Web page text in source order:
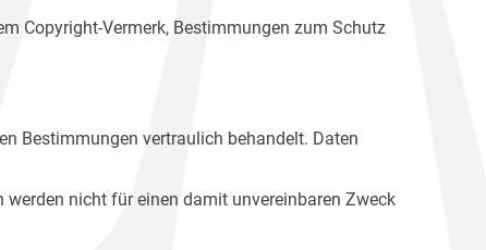
Copyright-Vermerk, Bestimmungen zum Schutz
Bestimmungen vertraulich behandelt. Daten
nicht für einen damit unvereinbaren Zweck